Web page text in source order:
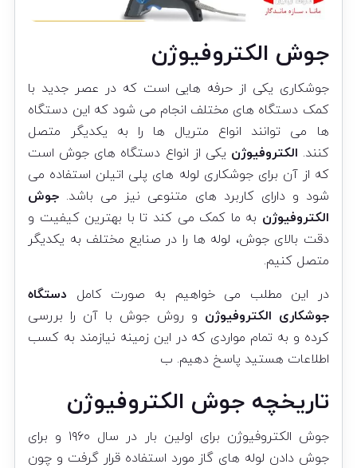
جوش الکتروفیوژن
جوشکاری یکی از حرفه هایی است که در عصر جدید با
کمک دستگاه های مختلف انجام می شود که این دستگاه
ها می توانند انواع متریال ها را به یکدیگر متصل
کنند. الکتروفیوژن یکی از انواع دستگاه های جوش است
که از آن برای جوشکاری لوله های پلی اتیلن استفاده می
شود و دارای کاربرد های متنوعی نیز می باشد. جوش
الکتروفیوژن به ما کمک می کند تا با بهترین کیفیت و
دقت بالایجوش، لوله ها را در صنایع مختلف به یکدیگر
متصل کنیم.
در این مطلب می خواهیم به صورت کامل دستگاه
جوشکاری الکتروفیوژن و روش جوش با آن را بررسی
کرده و به تمام مواردی که در این زمینه نیازمند به کسب
اطلاعات هستید پاسخ دهیم. ب
تاریخچه جوش الکتروفیوژن
جوش الکتروفیوژن برای اولین بار در سال ۱۹۶۰ و برای
جوش دادن لوله های گاز مورد استفاده قرار گرفت و چون